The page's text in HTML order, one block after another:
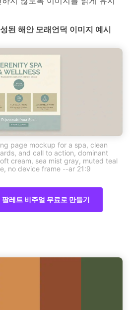
된 해안 모래언덕 이미지 예시
page mockup for a spa, clean
and call to action, dominant
cream, sea mist gray, muted teal
no device frame --ar 21:9
레트 비주얼 무료로 만들기